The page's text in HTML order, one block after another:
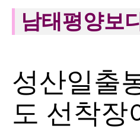
남태평양보
성산일출
도 선착장